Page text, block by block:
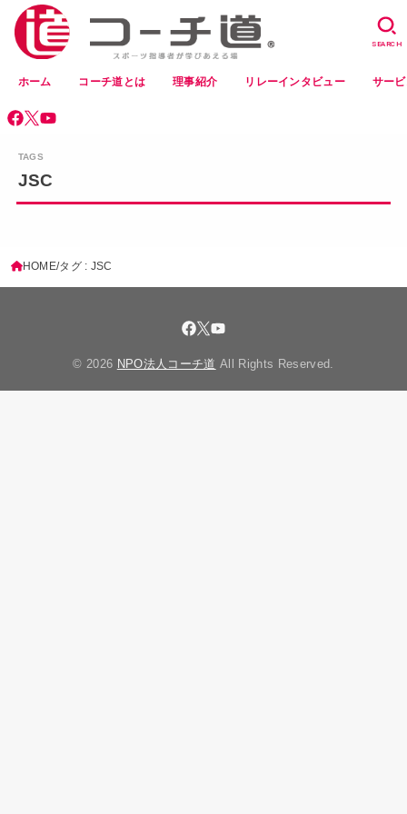
ホーム コーチ道とは 理事紹介 リレーインタビュー サー
SEARCH
JSC
HOME タグ : JSC
© 2026 NPO法人コーチ道 All Rights Reserved.